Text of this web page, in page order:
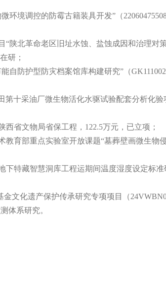
境调控的防霉古籍装具开发”（
“陕北革命老区旧址水蚀、盐蚀成因和治理对
研；
防护型防灾档案馆库构建研究”（
十采油厂微生物活化水驱试验配套分析化验
省文物局省保工程，122.5万元，已立项；
教育部重点实验室开放课题“墓葬壁画微生物
下特藏智慧洞库工程运期间温度湿度设定标
金文化遗产保护传承研究专项项目（
体系研究。